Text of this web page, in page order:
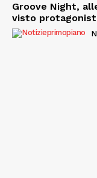
Groove Night,
visto